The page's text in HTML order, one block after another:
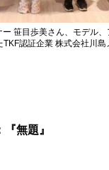
笹目歩美さん、モデル、
TKF認証企業 株式会社川
無題』